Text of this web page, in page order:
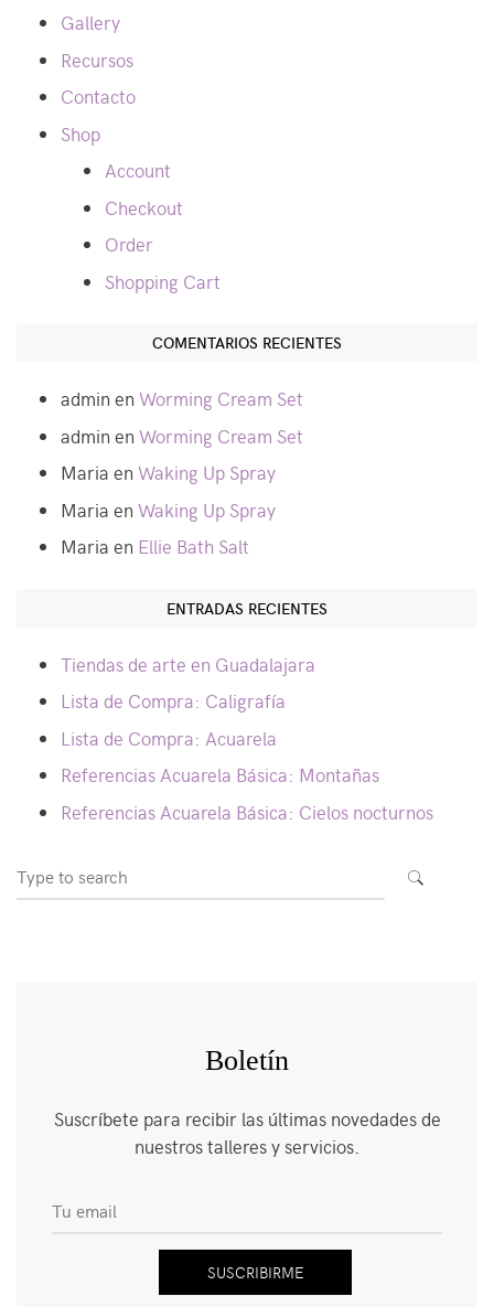
Gallery
Recursos
Contacto
Shop
Account
Checkout
Order
Shopping Cart
COMENTARIOS RECIENTES
admin en Worming Cream Set
admin en Worming Cream Set
Maria en Waking Up Spray
Maria en Waking Up Spray
Maria en Ellie Bath Salt
ENTRADAS RECIENTES
Tiendas de arte en Guadalajara
Lista de Compra: Caligrafía
Lista de Compra: Acuarela
Referencias Acuarela Básica: Montañas
Referencias Acuarela Básica: Cielos nocturnos
Search
for:
SEARCH
Boletín
Suscríbete para recibir las últimas novedades de
nuestros talleres y servicios.